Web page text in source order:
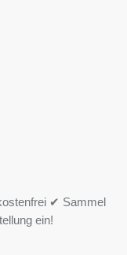
✔ Sammel
ein!